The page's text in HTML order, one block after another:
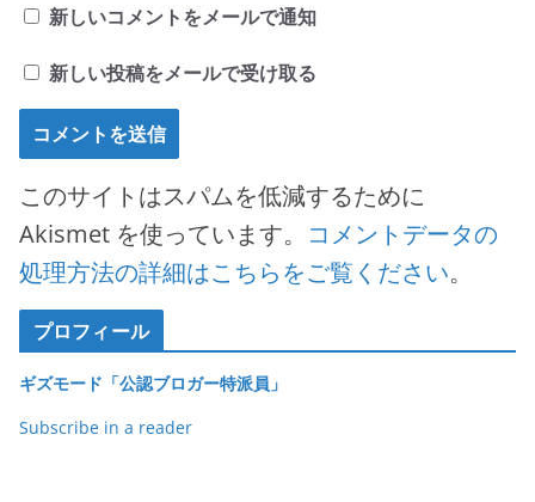
新しいコメントをメールで通知
新しい投稿をメールで受け取る
このサイトはスパムを低減するために
Akismet を使っています。 コメントデータの
処理方法の詳細はこちらをご覧ください。
プロフィール
ギズモード「公認ブロガー特派員」
Subscribe in a reader